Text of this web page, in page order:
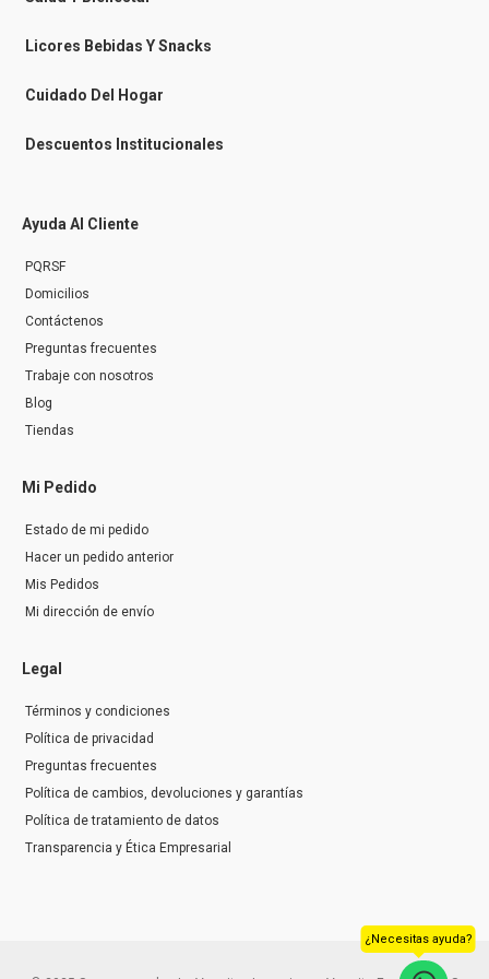
s
n
g
r
Licores Bebidas Y Snacks
Cuidado Del Hogar
Descuentos Institucionales
Ayuda Al Cliente
PQRSF
Domicilios
Contáctenos
Preguntas frecuentes
Trabaje con nosotros
Blog
Tiendas
Mi Pedido
Estado de mi pedido
Hacer un pedido anterior
Mis Pedidos
Mi dirección de envío
Legal
Términos y condiciones
Política de privacidad
Preguntas frecuentes
Política de cambios, devoluciones y garantías
Política de tratamiento de datos
Transparencia y Ética Empresarial
¿Necesitas ayuda?